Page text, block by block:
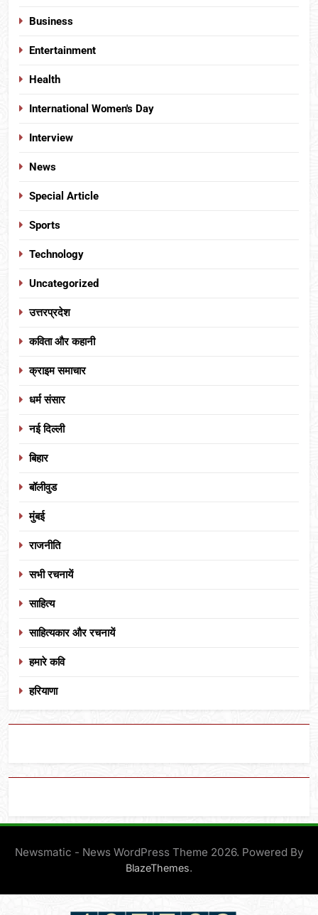
Business
Entertainment
Health
International Women's Day
Interview
News
Special Article
Sports
Technology
Uncategorized
उत्तरप्रदेश
कविता और कहानी
क्राइम समाचार
धर्म संसार
नई दिल्ली
बिहार
बॉलीवुड
मुंबई
राजनीति
सभी रचनायें
साहित्य
साहित्यकार और रचनायें
हमारे कवि
हरियाणा
Newsmatic - News WordPress Theme 2026. Powered By
BlazeThemes.